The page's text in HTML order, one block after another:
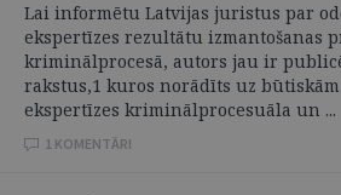
Lai informētu Latvijas juristus par
ekspertīzes rezultātu izmantošanas
kriminālprocesā, autors jau ir
rakstus,1 kuros norādīts uz
ekspertīzes kriminālprocesuāla un ...
1 KOMENTĀRI